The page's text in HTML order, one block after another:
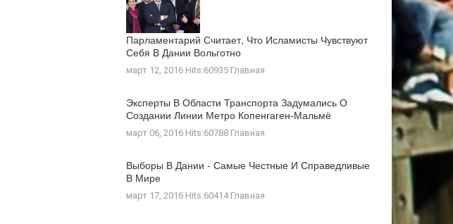
Парламентарий Считает, Что Исламисты Чувствуют
Себя В Дании Вольготно
март 12, 2016 Hits:60935 Главная
Эксперты В Области Транспорта Задумались О
Создании Линии Метро Копенгаген-Мальмё
март 06, 2016 Hits:60788 Главная
Выборы В Дании - Самые Честные И Справедливые
В Мире
март 17, 2016 Hits:60414 Главная